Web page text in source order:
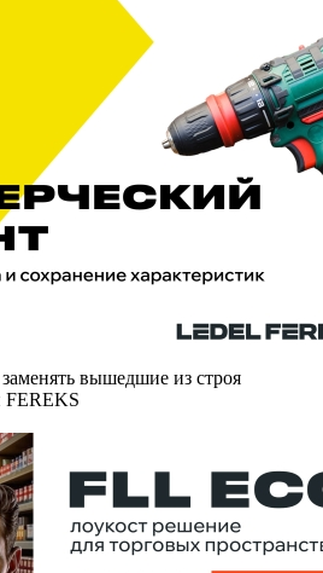
вышедшие из строя
FEREKS